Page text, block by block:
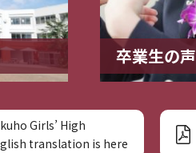
卒業生の声
Girls’ High
translation is here